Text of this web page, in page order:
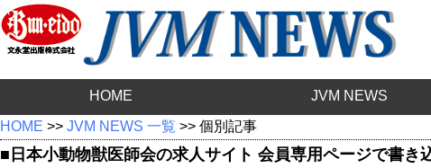
HOME JVM NEWS
HOME >> JVM NEWS 一覧 >> 個別記事
■日本小動物獣医師会の求人サイト 会員専用ページで書き